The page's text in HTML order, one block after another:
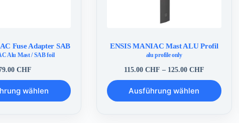
Fuse Adapter SAB
Alu Mast / SAB foil
CHF
wählen
ENSIS MANIAC Mast ALU Profil
alu profile only
115.00 CHF – 125.00 CHFPreisspanne:
125.00 CHF
Ausführung wählen
Dieses
Produkt
weist